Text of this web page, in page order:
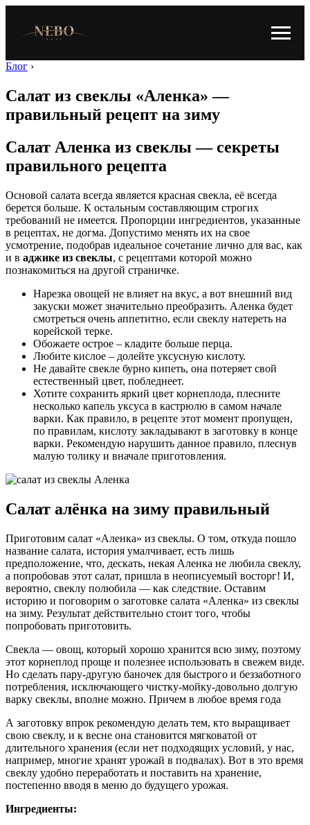
Блог ›
Салат из свеклы «Аленка» —
правильный рецепт на зиму
Салат Аленка из свеклы — секреты
правильного рецепта
Основой салата всегда является красная свекла, её всегда
берется больше. К остальным составляющим строгих
требований не имеется. Пропорции ингредиентов, указанные
в рецептах, не догма. Допустимо менять их на свое
усмотрение, подобрав идеальное сочетание лично для вас, как
и в аджике из свеклы, с рецептами которой можно
познакомиться на другой страничке.
Нарезка овощей не влияет на вкус, а вот внешний вид
закуски может значительно преобразить. Аленка будет
смотреться очень аппетитно, если свеклу натереть на
корейской терке.
Обожаете острое – кладите больше перца.
Любите кислое – долейте уксусную кислоту.
Не давайте свекле бурно кипеть, она потеряет свой
естественный цвет, побледнеет.
Хотите сохранить яркий цвет корнеплода, плесните
несколько капель уксуса в кастрюлю в самом начале
варки. Как правило, в рецепте этот момент пропущен,
по правилам, кислоту закладывают в заготовку в конце
варки. Рекомендую нарушить данное правило, плеснув
малую толику и вначале приготовления.
Салат алёнка на зиму правильный
Приготовим салат «Аленка» из свеклы. О том, откуда пошло
название салата, история умалчивает, есть лишь
предположение, что, дескать, некая Аленка не любила свеклу,
а попробовав этот салат, пришла в неописуемый восторг! И,
вероятно, свеклу полюбила — как следствие. Оставим
историю и поговорим о заготовке салата «Аленка» из свеклы
на зиму. Результат действительно стоит того, чтобы
попробовать приготовить.
Свекла — овощ, который хорошо хранится всю зиму, поэтому
этот корнеплод проще и полезнее использовать в свежем виде.
Но сделать пару-другую баночек для быстрого и беззаботного
потребления, исключающего чистку-мойку-довольно долгую
варку свеклы, вполне можно. Причем в любое время года
А заготовку впрок рекомендую делать тем, кто выращивает
свою свеклу, и к весне она становится мягковатой от
длительного хранения (если нет подходящих условий, у нас,
например, многие хранят урожай в подвалах). Вот в это время
свеклу удобно переработать и поставить на хранение,
постепенно вводя в меню до будущего урожая.
Ингредиенты: